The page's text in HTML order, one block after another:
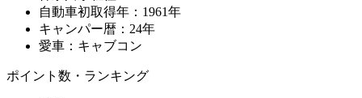
自動車初取得年：1961年
キャンパー暦：24年
愛車：キャブコン
ポイント数・ランキング